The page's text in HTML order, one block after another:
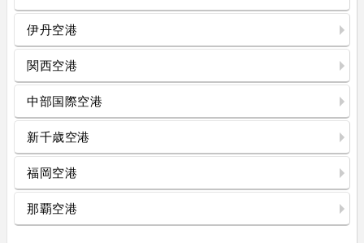
伊丹空港
関西空港
中部国際空港
新千歳空港
福岡空港
那覇空港